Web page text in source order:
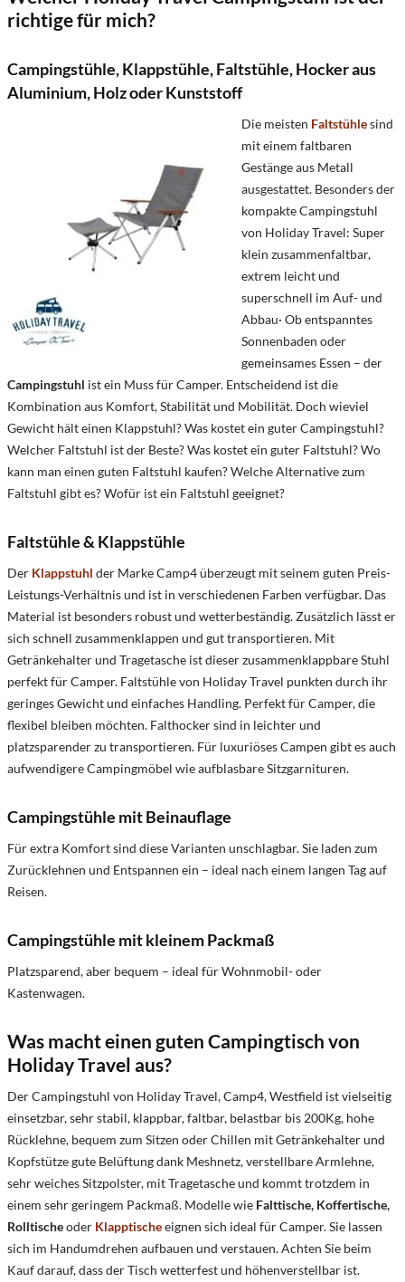
richtige für mich?
Campingstühle, Klappstühle, Faltstühle, Hocker aus
Aluminium, Holz oder Kunststoff
Die meisten Faltstühlesind
mit einem faltbaren
Gestänge aus Metall
ausgestattet. Besonders der
kompakte Campingstuhl
von Holiday Travel: Super
klein zusammenfaltbar,
extrem leicht und
superschnell im Auf- und
Abbau· Ob entspanntes
Sonnenbaden oder
gemeinsames Essen – der
Campingstuhl ist ein Muss für Camper. Entscheidend ist die
Kombination aus Komfort, Stabilität und Mobilität. Doch wieviel
Gewicht hält einen Klappstuhl? Was kostet ein guter Campingstuhl?
Welcher Faltstuhl ist der Beste? Was kostet ein guter Faltstuhl? Wo
kann man einen guten Faltstuhl kaufen? Welche Alternative zum
Faltstuhl gibt es? Wofür ist ein Faltstuhl geeignet?
Faltstühle & Klappstühle
Der Klappstuhl der Marke Camp4 überzeugt mit seinem guten Preis-
Leistungs-Verhältnis und ist in verschiedenen Farben verfügbar. Das
Material ist besonders robust und wetterbeständig. Zusätzlich lässt er
sich schnell zusammenklappen und gut transportieren. Mit
Getränkehalter und Tragetasche ist dieser zusammenklappbare Stuhl
perfekt für Camper. Faltstühle von Holiday Travel punkten durch ihr
geringes Gewicht und einfaches Handling. Perfekt für Camper, die
flexibel bleiben möchten. Falthocker sind in leichter und
platzsparender zu transportieren. Für luxuriöses Campen gibt es auch
aufwendigere Campingmöbel wie aufblasbare Sitzgarnituren.
Campingstühle mit Beinauflage
Für extra Komfort sind diese Varianten unschlagbar. Sie laden zum
Zurücklehnen und Entspannen ein – ideal nach einem langen Tag auf
Reisen.
Campingstühle mit kleinem Packmaß
Platzsparend, aber bequem – ideal für Wohnmobil- oder
Kastenwagen.
Was macht einen guten Campingtisch von
Holiday Travel aus?
Der Campingstuhl von Holiday Travel, Camp4, Westfield ist vielseitig
einsetzbar, sehr stabil, klappbar, faltbar, belastbar bis 200Kg, hohe
Rücklehne, bequem zum Sitzen oder Chillen mit Getränkehalter und
Kopfstütze gute Belüftung dank Meshnetz, verstellbare Armlehne,
sehr weiches Sitzpolster, mit Tragetasche und kommt trotzdem in
einem sehr geringem Packmaß. Modelle wie Falttische, Koffertische,
Rolltischeoder Klapptischeeignen sich ideal für Camper. Sie lassen
sich im Handumdrehen aufbauen und verstauen. Achten Sie beim
Kauf darauf, dass der Tisch wetterfest und höhenverstellbar ist.